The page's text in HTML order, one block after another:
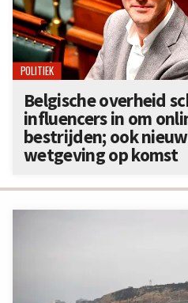
POLITIEK
Belgische overheid
influencers in om
bestrijden; ook
wetgeving op komst